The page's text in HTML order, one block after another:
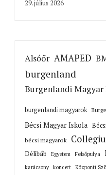
29. július 2026
Alsóőr AMAPED
burgenland
Burgenlandi
burgenlandi magyarok
Bécsi Magyar Iskola
bécsi magyarok
Délibáb Egyetem Felsőpulya
karácsony koncert Központi